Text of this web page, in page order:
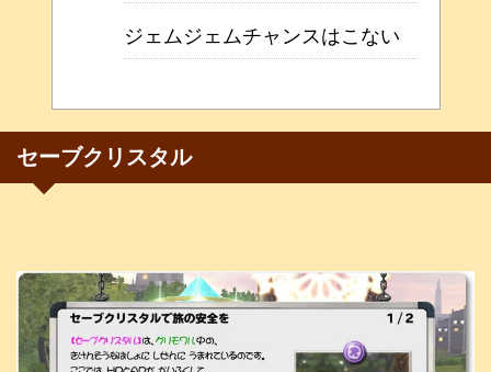
ジェムジェムチャンスはこない
セーブクリスタル